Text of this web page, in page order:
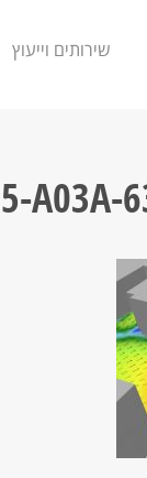
שירותים וייעוץ
A03A-